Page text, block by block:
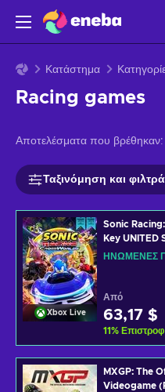
Κατάστημα
Racing games
Αποτελέσματα που βρέθηκαν:
Ταξινόμηση και
Xbox Live
Sonic
Key UNITED
ΗΝΩΜΈΝΕΣ
Από
63,17 $
11%
MXGP: The
Videogame